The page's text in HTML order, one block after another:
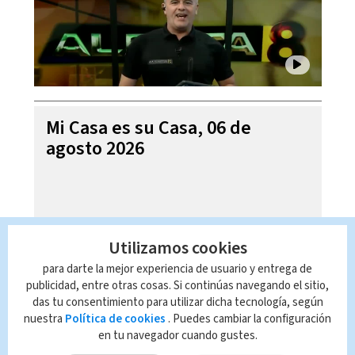
Mi Casa es su Casa, 06 de
agosto 2026
Utilizamos cookies
para darte la mejor experiencia de usuario y entrega de
publicidad, entre otras cosas. Si continúas navegando el sitio,
das tu consentimiento para utilizar dicha tecnología, según
nuestra Política de cookies . Puedes cambiar la configuración
en tu navegador cuando gustes.